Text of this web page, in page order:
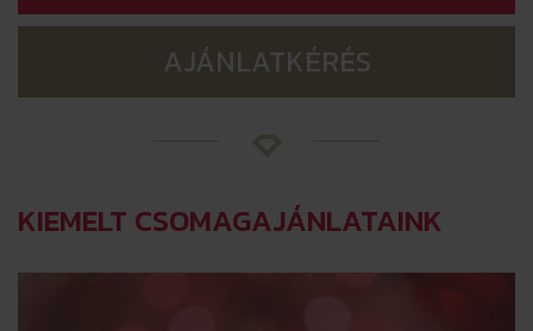
AJÁNLATKÉRÉS
KIEMELT CSOMAGAJÁNLATAINK